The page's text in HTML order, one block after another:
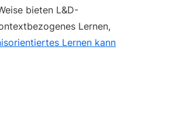
bieten L&D-
Lernen,
Lernen kann